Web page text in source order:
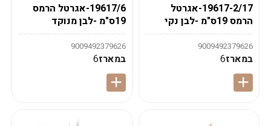
19617-2/17-אגרטל
הרמס 19ס"מ -לבן נקי
9009492379626
במארז6
19617/6-אגרטל הרמס
19ס"מ -לבן מנוקד
9009492379626
במארז6